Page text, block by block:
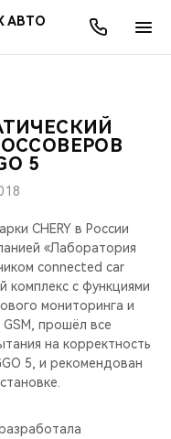
АВТО
5
CHERY в России
«Лаборатория
connected car
комплекс с функциями
мониторинга и
GSM, прошёл все
на корректность
5, и рекомендован